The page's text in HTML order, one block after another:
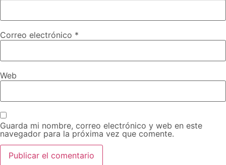
Correo electrónico *
Web
Guarda mi nombre, correo electrónico y web en este
navegador para la próxima vez que comente.